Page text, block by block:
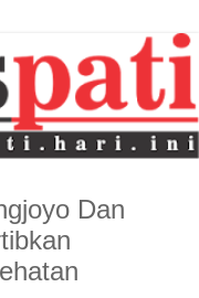
Dan